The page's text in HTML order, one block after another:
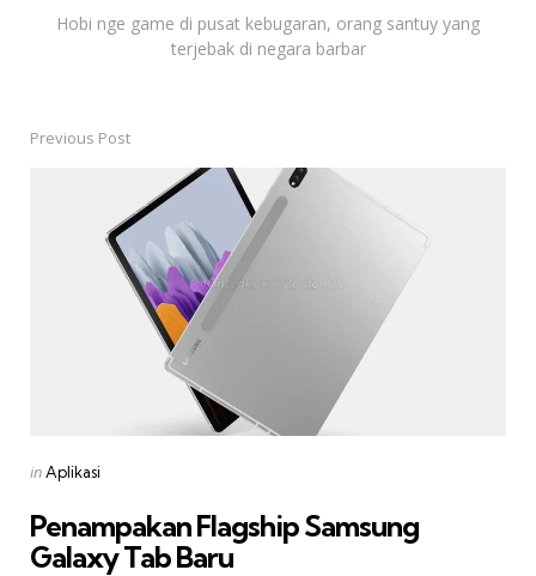
Hobi nge game di pusat kebugaran, orang santuy yang
terjebak di negara barbar
PostPrevious Post
Posted
inAplikasi
Penampakan Flagship Samsung
Galaxy Tab Baru